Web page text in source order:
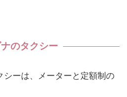
のタクシー
シーは、メーターと定額制の